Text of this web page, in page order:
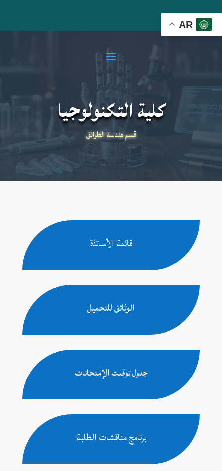
AR
كلية التكنولوجيا
قسم هندسة الطرائق
قائمة الأساتذة
الوثائق للتحميل
جدول توقيت الإمتحانات
برنامج مناقشات الطلبة